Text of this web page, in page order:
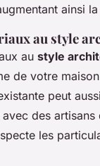
ainsi
au style
au style
de votre
peut
des
les